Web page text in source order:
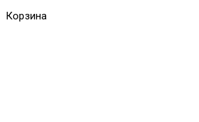
Корзина